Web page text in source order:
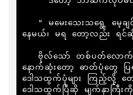
နေမယ်၊ မရ တော့လည်း ရင်
နောက်ဆုံးတော့ ဓာတ်ပုံတွေ ပြ
ဒေါသထွက်ပုံများ ကြည့်လို့ တ
ဒေါသထွက်ပြီဆို မျက်နှာကြီးကို